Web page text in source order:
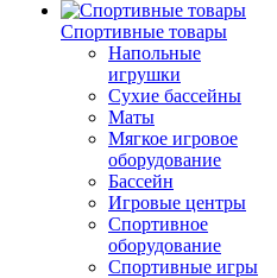
Спортивные товары
Напольные
игрушки
Сухие бассейны
Маты
Мягкое игровое
оборудование
Бассейн
Игровые центры
Спортивное
оборудование
Спортивные игры